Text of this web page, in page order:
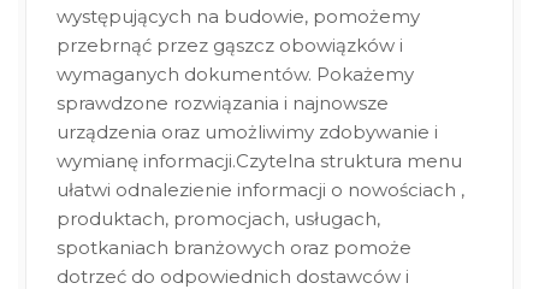
występujących na budowie, pomożemy
przebrnąć przez gąszcz obowiązków i
wymaganych dokumentów. Pokażemy
sprawdzone rozwiązania i najnowsze
urządzenia oraz umożliwimy zdobywanie i
wymianę informacji.Czytelna struktura menu
ułatwi odnalezienie informacji o nowościach ,
produktach, promocjach, usługach,
spotkaniach branżowych oraz pomoże
dotrzeć do odpowiednich dostawców i